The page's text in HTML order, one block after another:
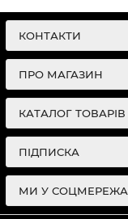
КОНТАКТИ
ПРО МАГАЗИН
КАТАЛОГ ТОВАРІВ
ПІДПИСКА
МИ У